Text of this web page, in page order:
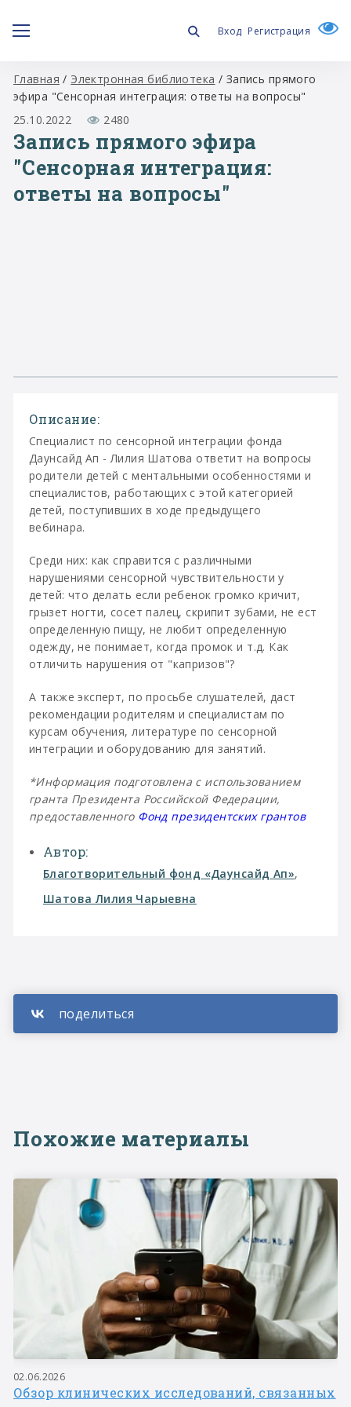
Вход Регистрация
Главная / Электронная библиотека / Запись прямого
эфира "Сенсорная интеграция: ответы на вопросы"
25.10.2022
2480
Запись прямого эфира
"Сенсорная интеграция:
ответы на вопросы"
Описание:
Специалист по сенсорной интеграции фонда
Даунсайд Ап - Лилия Шатова ответит на вопросы
родители детей с ментальными особенностями и
специалистов, работающих с этой категорией
детей, поступивших в ходе предыдущего
вебинара.
Среди них: как справится с различными
нарушениями сенсорной чувствительности у
детей: что делать если ребенок громко кричит,
грызет ногти, сосет палец, скрипит зубами, не ест
определенную пищу, не любит определенную
одежду, не понимает, когда промок и т.д. Как
отличить нарушения от "капризов"?
А также эксперт, по просьбе слушателей, даст
рекомендации родителям и специалистам по
курсам обучения, литературе по сенсорной
интеграции и оборудованию для занятий.
*Информация подготовлена с использованием
гранта Президента Российской Федерации,
предоставленного Фонд президентских грантов
Автор:
Благотворительный фонд «Даунсайд Ап»,
Шатова Лилия Чарыевна
Похожие материалы
02.06.2026
Обзор клинических исследований, связанных